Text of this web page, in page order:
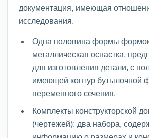
документация, имеющая
исследования.
Одна половина формы
металлическая оснастка,
для изготовления детали, с
имеющей контур бутылочной
переменного сечения.
Комплекты конструкторской
(чертежей): два набора,